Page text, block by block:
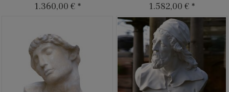
1.360,00 € * 1.582,00 € *